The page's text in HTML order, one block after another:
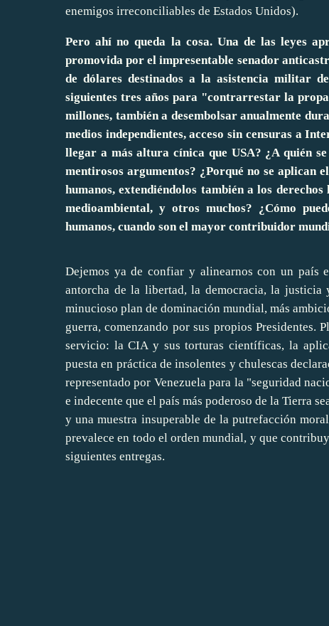
enemigos irreconciliables de Estados Unidos).
Pero ahí no queda la cosa. Una de las leyes
promovida por el impresentable senador
de dólares destinados a la asistencia militar
siguientes tres años para "contrarrestar la
millones, también a desembolsar anualmente
medios independientes, acceso sin censuras a
llegar a más altura cínica que USA? ¿A quién
mentirosos argumentos? ¿Porqué no se aplican
humanos, extendiéndolos también a los
medioambiental, y otros muchos? ¿Cómo
humanos, cuando son el mayor contribuidor
Dejemos ya de confiar y alinearnos con un país
antorcha de la libertad, la democracia, la justicia
minucioso plan de dominación mundial, más
guerra, comenzando por sus propios Presidentes.
servicio: la CIA y sus torturas científicas, la
puesta en práctica de insolentes y chulescas
representado por Venezuela para la "seguridad
e indecente que el país más poderoso de la Tierra
y una muestra insuperable de la putrefacción
prevalece en todo el orden mundial, y que
siguientes entregas.